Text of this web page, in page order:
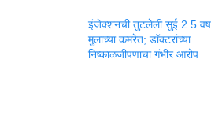
इंजेक्शनची तुटलेली सुई 2.5
मुलाच्या कमरेत; डॉक्टरांच्या
निष्काळजीपणाचा गंभीर आरोप